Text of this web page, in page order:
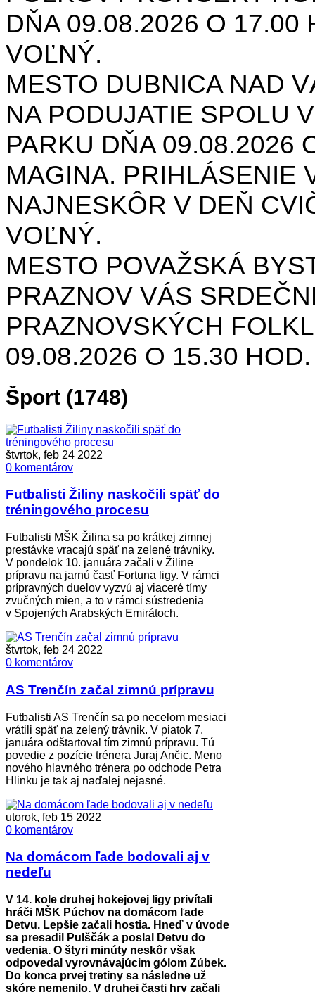
DŇA 09.08.2026 O 17.00
VOĽNÝ.
MESTO DUBNICA NAD
NA PODUJATIE SPOLU
PARKU DŇA 09.08.2026
MAGINA. PRIHLÁSENIE
NAJNESKÔR V DEŇ
VOĽNÝ.
MESTO POVAŽSKÁ
PRAZNOV VÁS
PRAZNOVSKÝCH
09.08.2026 O 15.30
Šport (1748)
štvrtok, feb 24 2022
0 komentárov
Futbalisti Žiliny naskočili späť do
tréningového procesu
Futbalisti MŠK Žilina sa po krátkej zimnej
prestávke vracajú späť na zelené trávniky.
V pondelok 10. januára začali v Žiline
prípravu na jarnú časť Fortuna ligy. V rámci
prípravných duelov vyzvú aj viaceré tímy
zvučných mien, a to v rámci sústredenia
v Spojených Arabských Emirátoch.
štvrtok, feb 24 2022
0 komentárov
AS Trenčín začal zimnú prípravu
Futbalisti AS Trenčín sa po necelom mesiaci
vrátili späť na zelený trávnik. V piatok 7.
januára odštartoval tím zimnú prípravu. Tú
povedie z pozície trénera Juraj Ančic. Meno
nového hlavného trénera po odchode Petra
Hlinku je tak aj naďalej nejasné.
utorok, feb 15 2022
0 komentárov
Na domácom ľade bodovali aj v
nedeľu
V 14. kole druhej hokejovej ligy privítali
hráči MŠK Púchov na domácom ľade
Detvu. Lepšie začali hostia. Hneď v úvode
sa presadil Pulščák a poslal Detvu do
vedenia. O štyri minúty neskôr však
odpovedal vyrovnávajúcim gólom Zúbek.
Do konca prvej tretiny sa následne už
skóre nemenilo. V druhej časti hry začali